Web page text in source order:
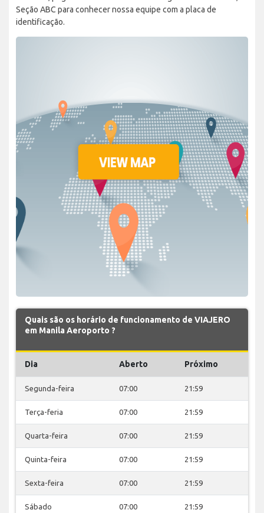
Seção ABC para conhecer nossa equipe com a placa de
identificação.
Quais são os horário de funcionamento de VIAJERO
em Manila Aeroporto ?
Dia Aberto Próximo
Segunda-feira 07:00 21:59
Terça-feria 07:00 21:59
Quarta-feira 07:00 21:59
Quinta-feira 07:00 21:59
Sexta-feira 07:00 21:59
Sábado 07:00 21:59